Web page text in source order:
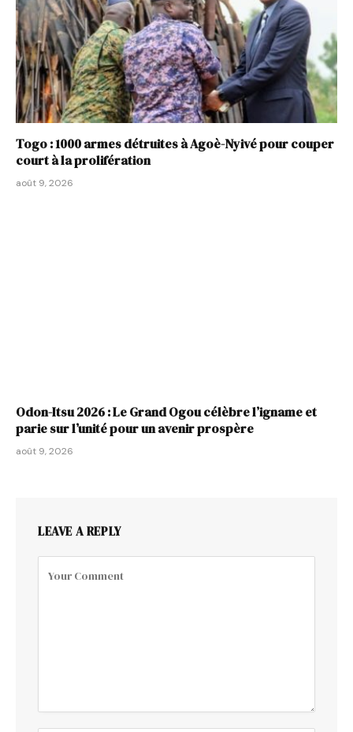
Togo : 1000 armes détruites à Agoè-Nyivé pour couper
court à la prolifération
août 9, 2026
Odon-Itsu 2026 : Le Grand Ogou célèbre l’igname et
parie sur l’unité pour un avenir prospère
août 9, 2026
LEAVE A REPLY